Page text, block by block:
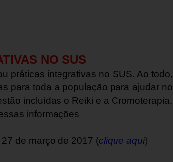
NO SUS
práticas integrativas no SUS. Ao todo,
para toda a população para ajudar no
incluídas o Reiki e a Cromoterapia.
informações
de março de 2017 (clique aqui)